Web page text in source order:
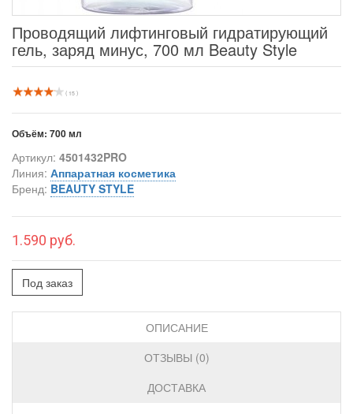
Проводящий лифтинговый гидратирующий
гель, заряд минус, 700 мл Beauty Style
( 15 )
Объём: 700 мл
Артикул: 4501432PRO
Линия: Аппаратная косметика
Бренд: BEAUTY STYLE
1.590 руб.
Под заказ
ОПИСАНИЕ
ОТЗЫВЫ (0)
ДОСТАВКА